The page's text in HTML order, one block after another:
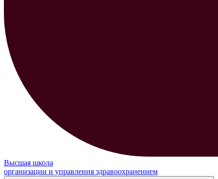
Высшая школа
организации и управления здравоохранением